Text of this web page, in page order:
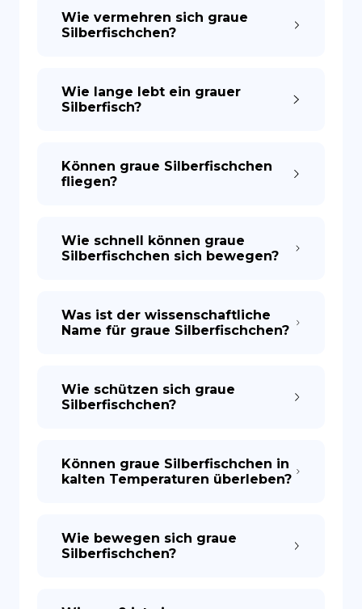
Wie vermehren sich graue
Silberfischchen?
Wie lange lebt ein grauer
Silberfisch?
Können graue Silberfischchen
fliegen?
Wie schnell können graue
Silberfischchen sich bewegen?
Was ist der wissenschaftliche
Name für graue Silberfischchen?
Wie schützen sich graue
Silberfischchen?
Können graue Silberfischchen in
kalten Temperaturen überleben?
Wie bewegen sich graue
Silberfischchen?